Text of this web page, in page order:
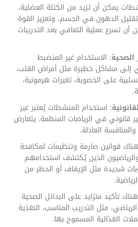
يمكن أن تزيد من الكتلة العضلية،
الدهون في الجسم، وتعزيز القوة
أن تسرع عملية التعافي بعد التدريبات
الصحية: الاستخدام غير المنضبط
إلى مشاكل خطيرة مثل أمراض القلب،
على الخصوبة، تغيرات هرمونية،
: استخدام المنشطات يُعتبر غير
قانوني في الرياضات المنظمة. يتعارض
العادلة.
قوانين صارمة وتنظيمات لمكافحة
الذين يُكتشف استخدامهم
شديدة مثل الإيقاف أو الحظر من
تأكيد متزايد على البدائل الصحية
مثل التدريب المناسب، التغذية
الغذائية المسموح بها.